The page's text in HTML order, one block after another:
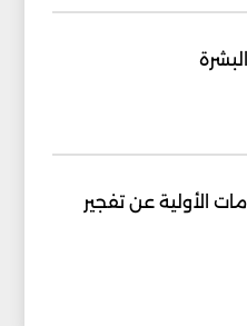
الأولية عن تفجير